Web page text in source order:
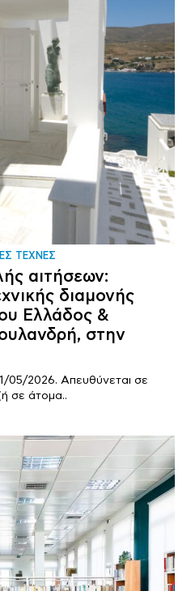
ΤΕΧΝΕΣ
αιτήσεων:
διαμονής
Ελλάδος &
στην
05/2026. Απευθύνεται σε
σε άτομα..